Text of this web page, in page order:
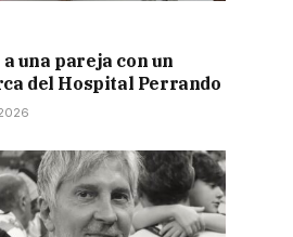
una pareja con un
del Hospital Perrando